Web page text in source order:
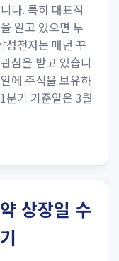
다. 특히 대표적
알고 있으면 투
성전자는 매년 꾸
심을 받고 있습니
에 주식을 보유하
분기 기준일은 3월
상장일 수